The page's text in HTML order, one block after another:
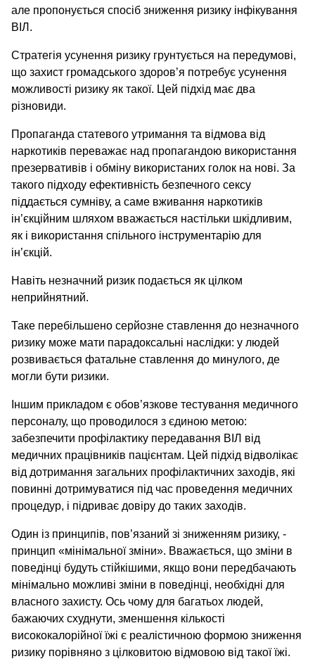
але пропонується спосіб зниження ризику інфікування
ВІЛ.
Стратегія усунення ризику грунтується на передумові,
що захист громадського здоров’я потребує усунення
можливості ризику як такої. Цей підхід має два
різновиди.
Пропаганда статевого утримання та відмова від
наркотиків переважає над пропагандою використання
презервативів і обміну використаних голок на нові. За
такого підходу ефективність безпечного сексу
піддається сумніву, а саме вживання наркотиків
ін’єкційним шляхом вважається настільки шкідливим,
як і використання спільного інструментарію для
ін’єкцій.
Навіть незначний ризик подається як цілком
неприйнятний.
Таке перебільшено серйозне ставлення до незначного
ризику може мати парадоксальні наслідки: у людей
розвивається фатальне ставлення до минулого, де
могли бути ризики.
Іншим прикладом є обов’язкове тестування медичного
персоналу, що проводилося з єдиною метою:
забезпечити профілактику передавання ВІЛ від
медичних працівників пацієнтам. Цей підхід відволікає
від дотримання загальних профілактичних заходів, які
повинні дотримуватися під час проведення медичних
процедур, і підриває довіру до таких заходів.
Один із принципів, пов’язаний зі зниженням ризику, -
принцип «мінімальної зміни». Вважається, що зміни в
поведінці будуть стійкішими, якщо вони передбачають
мінімально можливі зміни в поведінці, необхідні для
власного захисту. Ось чому для багатьох людей,
бажаючих схуднути, зменшення кількості
висококалорійної їжі є реалістичною формою зниження
ризику порівняно з цілковитою відмовою від такої їжі.